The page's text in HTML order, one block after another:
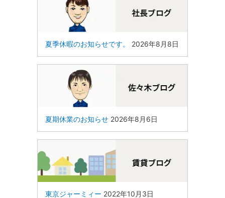
夏季休暇のお知らせです。 2026年8月8日
夏期休業のお知らせ 2026年8月6日
東京ジャーミィー 2022年10月3日